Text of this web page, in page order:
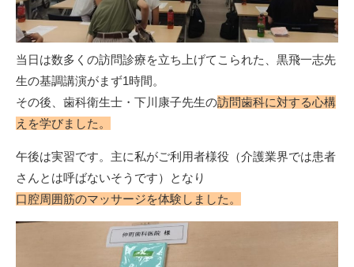
当日は数多くの訪問診療を立ち上げてこられた、黒飛一志先
生の基調講演がまず1時間。
その後、歯科衛生士・下川康子先生の訪問歯科に対する心構
えを学びました。
午後は実習です。主に私がご利用者様役（介護業界では患者
さんとは呼ばないそうです）となり
口腔周囲筋のマッサージを体験しました。